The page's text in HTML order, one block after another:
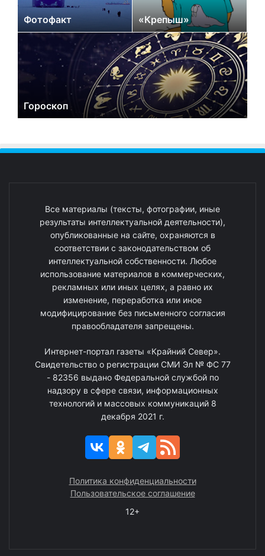
Фотофакт «Крепыш»
Гороскоп
Все материалы (тексты, фотографии, иные
результаты интеллектуальной деятельности),
опубликованные на сайте, охраняются в
соответствии с законодательством об
интеллектуальной собственности. Любое
использование материалов в коммерческих,
рекламных или иных целях, а равно их
изменение, переработка или иное
модифицирование без письменного согласия
правообладателя запрещены.
Интернет-портал газеты «Крайний Север».
Свидетельство о регистрации СМИ Эл № ФС 77
- 82356 выдано Федеральной службой по
надзору в сфере связи, информационных
технологий и массовых коммуникаций 8
декабря 2021 г.
Политика конфиденциальности
Пользовательское соглашение
12+